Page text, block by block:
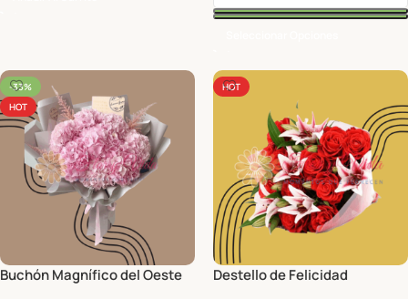
-33%
HOT
Buchón Magnífico del Oeste
HOT
Destello de Felicidad